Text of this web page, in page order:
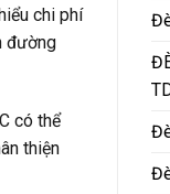
chi phí
đường
có thể
thiện